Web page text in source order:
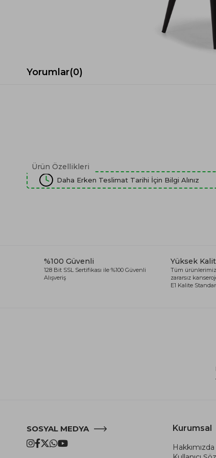
Ev Tekstili
Gri TV Ünitesi
Beyaz TV Ünitesi
Siyah TV Ünitesi
Şömineli TV
Yorumlar(0)
Ürün Özellikleri
Daha Erken Teslimat Tarihi İçin Bilgi Alınız
%100 Güvenli
128 Bit SSL Sertifikası ile %100 Güvenli
Alışveriş
Yüksek
Tüm ürünlerimiz
zararsız
E1 Kalite
SOSYAL MEDYA Kurumsal
Hakkımızda